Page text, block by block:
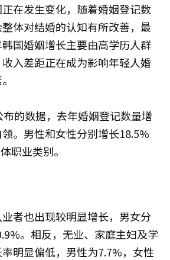
在发生变化，随着婚姻登记数
体对结婚的认知有所改善，最
国婚姻增长主要由高学历人群
入差距正在成为影响年轻人婚
的数据，去年婚姻登记数量增
。男性和女性分别增长18.5%
职业类别。
者也出现较明显增长，男女分
。相反，无业、家庭主妇及学
明显偏低，男性为7.7%，女性